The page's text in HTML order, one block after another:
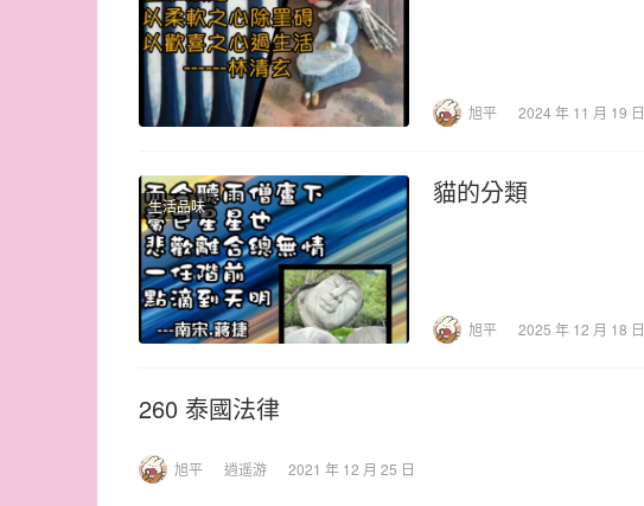
旭平 2024 年 11 月 19 日
生活品味 貓的分類
旭平 2025 年 12 月 18 日
260 泰國法律
旭平 逍遥游 2021 年 12 月 25 日